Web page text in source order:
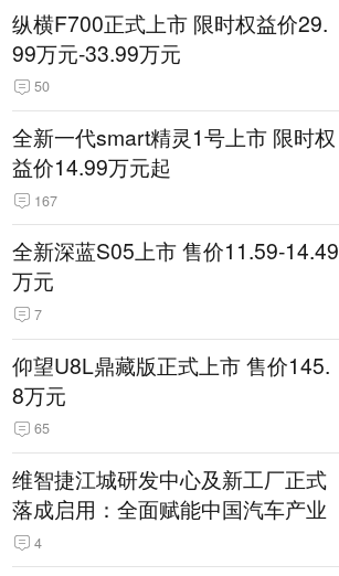
纵横F700正式上市 限时权益价29.
99万元-33.99万元
50
全新一代smart精灵1号上市 限时权
益价14.99万元起
167
全新深蓝S05上市 售价11.59-14.49
万元
7
仰望U8L鼎藏版正式上市 售价145.
8万元
65
维智捷江城研发中心及新工厂正式
落成启用：全面赋能中国汽车产业
4